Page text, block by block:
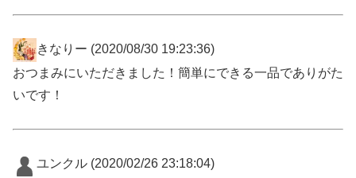
きなりー (2020/08/30 19:23:36)
おつまみにいただきました！簡単にできる一品でありがた
いです！
ユンクル (2020/02/26 23:18:04)